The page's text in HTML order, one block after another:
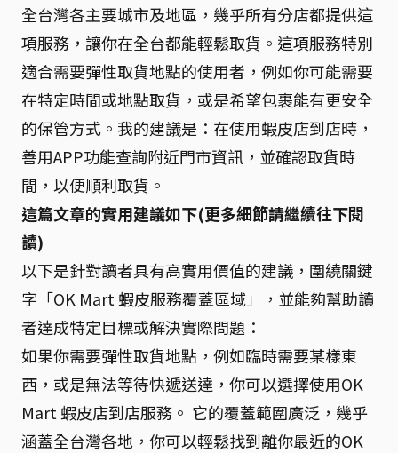
全台灣各主要城市及地區，幾乎所有分店都提供這
項服務，讓你在全台都能輕鬆取貨。這項服務特別
適合需要彈性取貨地點的使用者，例如你可能需要
在特定時間或地點取貨，或是希望包裹能有更安全
的保管方式。我的建議是：在使用蝦皮店到店時，
善用APP功能查詢附近門市資訊，並確認取貨時
間，以便順利取貨。
這篇文章的實用建議如下(更多細節請繼續往下閱
讀)
以下是針對讀者具有高實用價值的建議，圍繞關鍵
字「OK Mart 蝦皮服務覆蓋區域」，並能夠幫助讀
者達成特定目標或解決實際問題：
如果你需要彈性取貨地點，例如臨時需要某樣東
西，或是無法等待快遞送達，你可以選擇使用OK
Mart 蝦皮店到店服務。 它的覆蓋範圍廣泛，幾乎
涵蓋全台灣各地，你可以輕鬆找到離你最近的OK